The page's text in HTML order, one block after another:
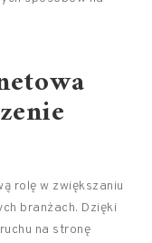
rolę w zwiększaniu
branżach. Dzięki
na stronę